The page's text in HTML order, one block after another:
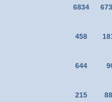
6834
458
644
215